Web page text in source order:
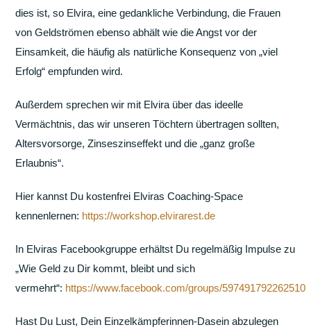
dies ist, so Elvira, eine gedankliche Verbindung, die Frauen
von Geldströmen ebenso abhält wie die Angst vor der
Einsamkeit, die häufig als natürliche Konsequenz von „viel
Erfolg“ empfunden wird.
Außerdem sprechen wir mit Elvira über das ideelle
Vermächtnis, das wir unseren Töchtern übertragen sollten,
Altersvorsorge, Zinseszinseffekt und die „ganz große
Erlaubnis“.
Hier kannst Du kostenfrei Elviras Coaching-Space
kennenlernen: https://workshop.elvirarest.de
In Elviras Facebookgruppe erhältst Du regelmäßig Impulse zu
„Wie Geld zu Dir kommt, bleibt und sich
vermehrt“: https://www.facebook.com/groups/597491792262510
Hast Du Lust, Dein Einzelkämpferinnen-Dasein abzulegen